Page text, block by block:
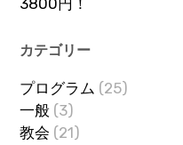
3800円！
カテゴリー
プログラム (25)
一般 (3)
教会 (21)